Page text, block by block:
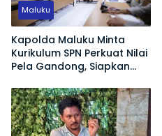
Maluku
Kapolda Maluku Minta
Kurikulum SPN Perkuat Nilai
Pela Gandong, Siapkan
Tantangan Zaman